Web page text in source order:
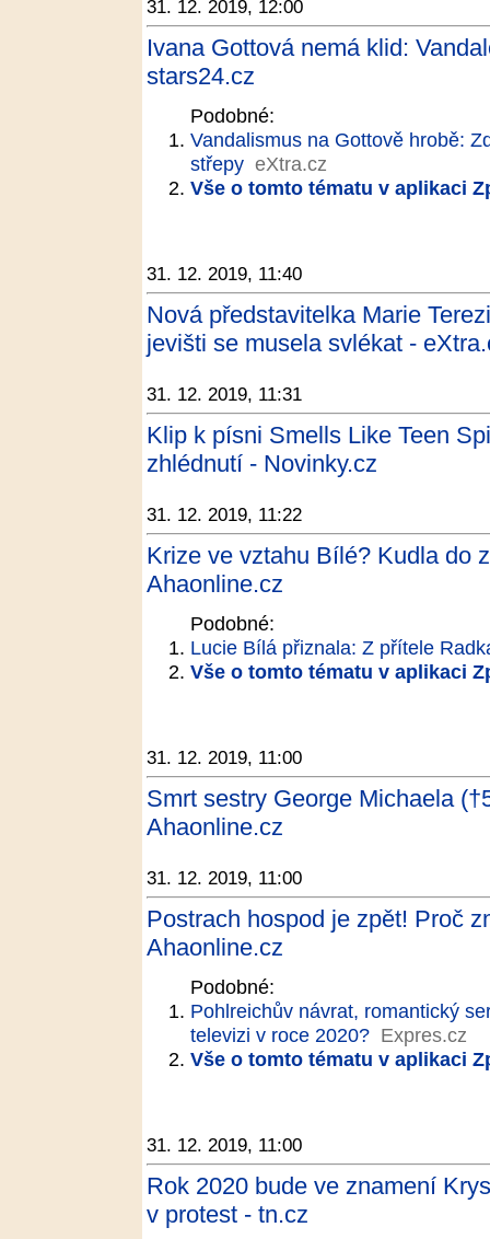
31. 12. 2019, 12:00
Ivana Gottová nemá klid:
stars24.cz
Podobné:
Vandalismus na Gottově hrobě:
střepy eXtra.cz
Vše o tomto tématu v aplikaci
31. 12. 2019, 11:40
Nová představitelka Marie
jevišti se musela svlékat -
31. 12. 2019, 11:31
Klip k písni Smells Like Teen
zhlédnutí - Novinky.cz
31. 12. 2019, 11:22
Krize ve vztahu Bílé? Kudla do
Ahaonline.cz
Podobné:
Lucie Bílá přiznala: Z přítele
Vše o tomto tématu v aplikaci
31. 12. 2019, 11:00
Smrt sestry George Michaela
Ahaonline.cz
31. 12. 2019, 11:00
Postrach hospod je zpět! Proč
Ahaonline.cz
Podobné:
Pohlreichův návrat, romantický
televizi v roce 2020? Expres.cz
Vše o tomto tématu v aplikaci
31. 12. 2019, 11:00
Rok 2020 bude ve znamení
v protest - tn.cz